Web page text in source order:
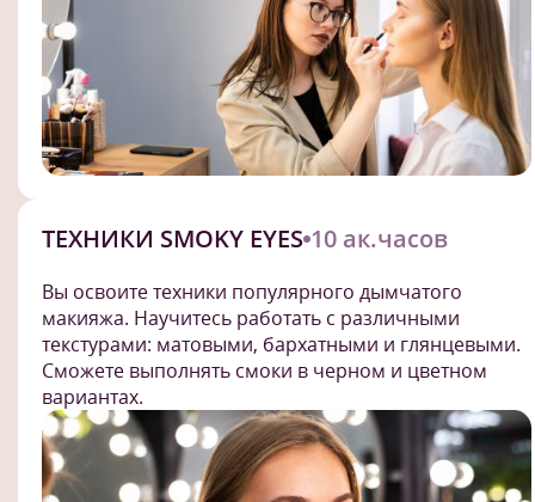
ТЕХНИКИ SMOKY EYES 10 ак.часов
Вы освоите техники популярного дымчатого
макияжа. Научитесь работать с различными
текстурами: матовыми, бархатными и глянцевыми.
Сможете выполнять смоки в черном и цветном
вариантах.